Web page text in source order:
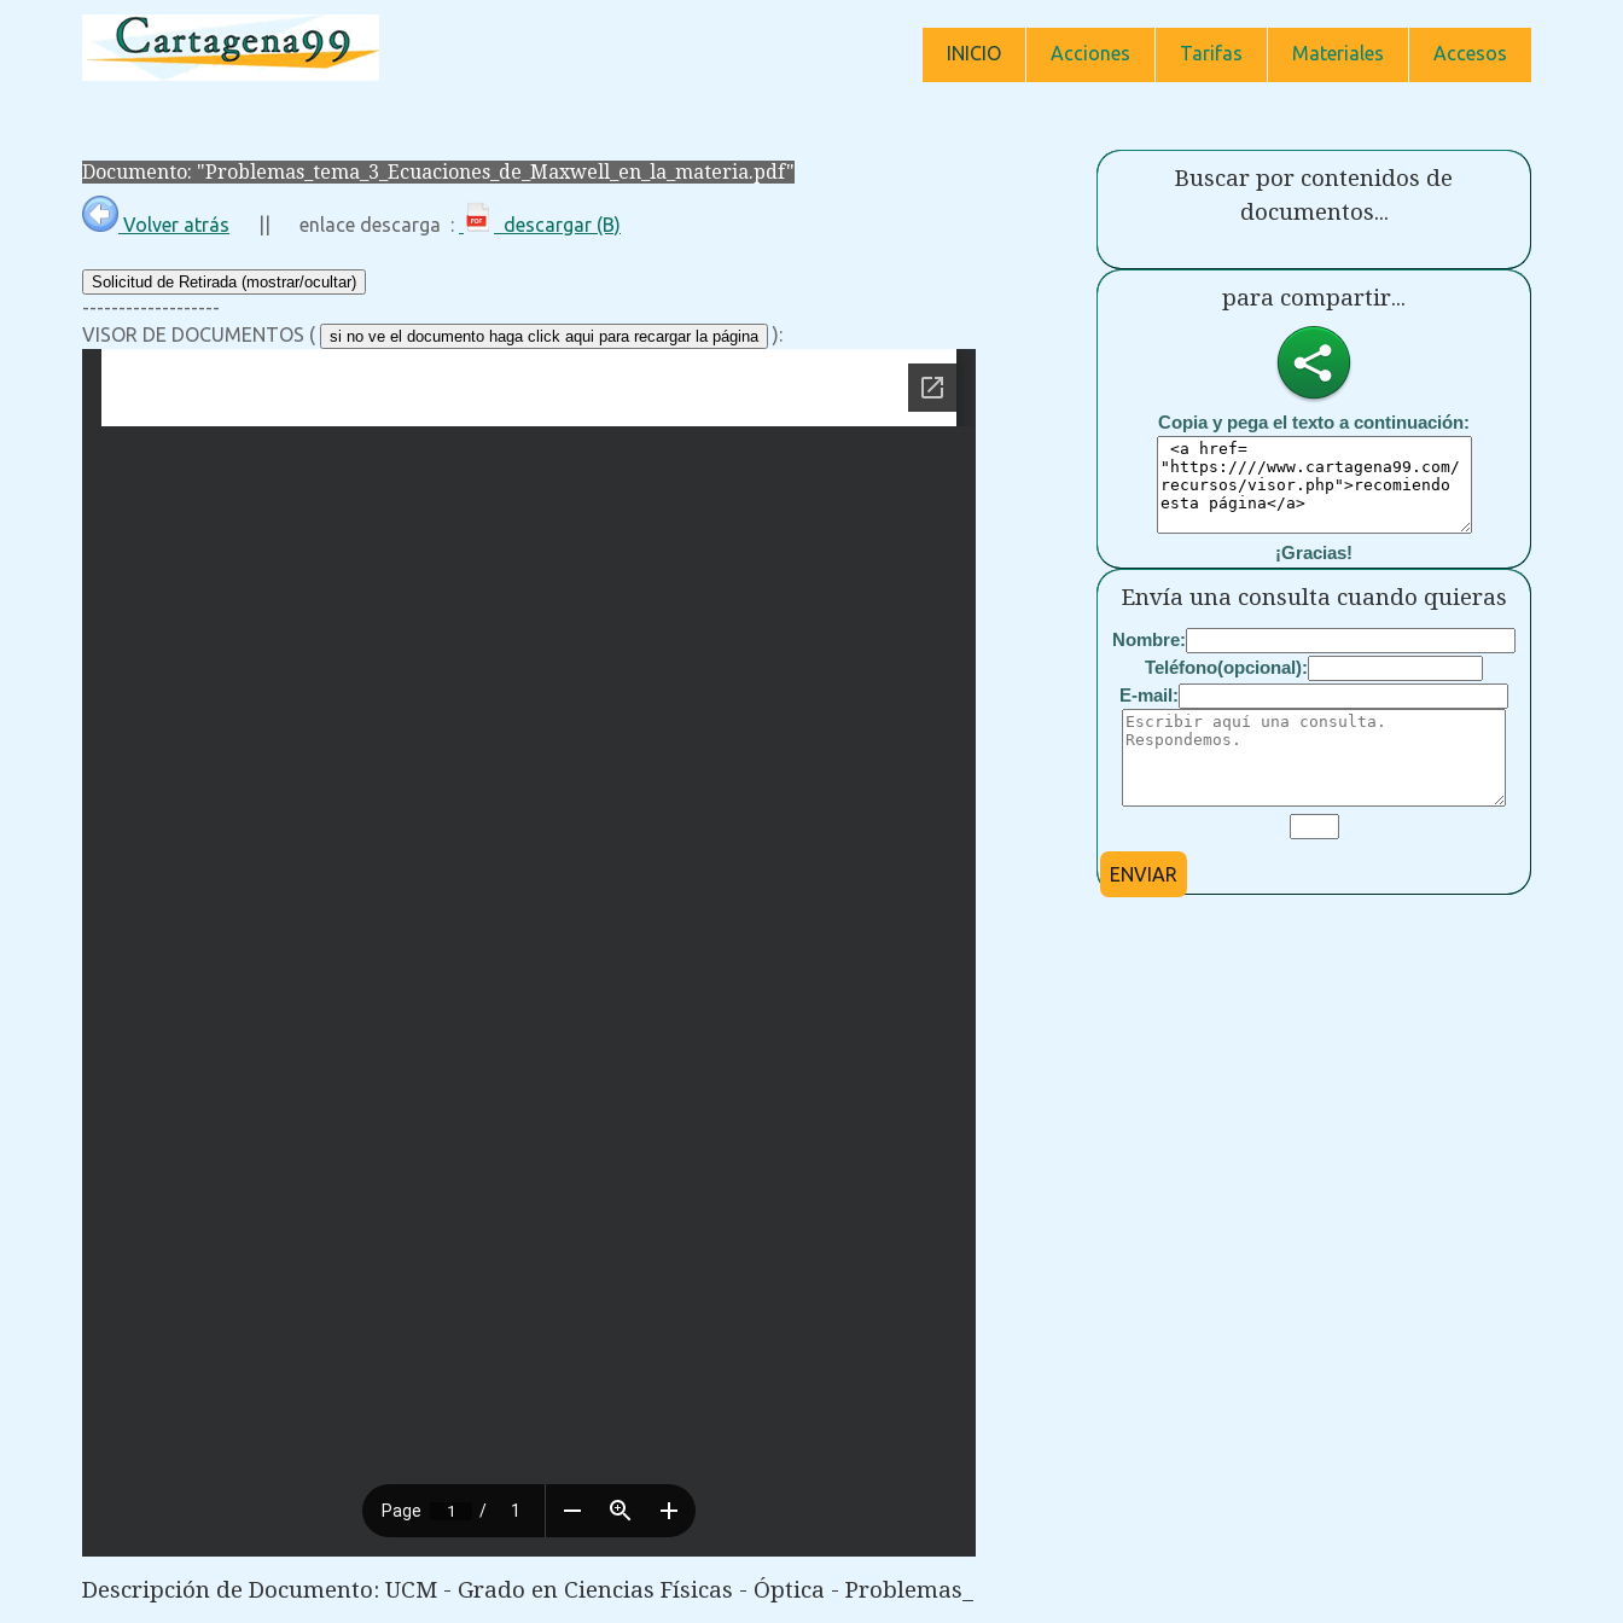
INICIO Acciones Tarifas Materiales Accesos
Documento: "Problemas_tema_3_Ecuaciones_de_Maxwell_en_la_materia.pdf"
Volver atrás || enlace descarga : descargar (B)
Solicitud de Retirada (mostrar/ocultar)
-------------------
VISOR DE DOCUMENTOS (
si no ve el documento haga click aqui para recargar la página ):
Descripción de Documento: UCM - Grado en Ciencias Físicas - Óptica - Problemas_
Buscar por contenidos de
documentos...
para compartir...
Copia y pega el texto a continuación:
¡Gracias!
Envía una consulta cuando quieras
Nombre:
Teléfono(opcional):
E-mail:
ENVIAR